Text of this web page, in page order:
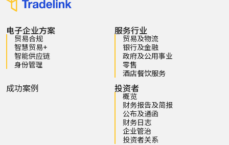
电子企业方案
贸易合规
智慧贸易+
智能供应链
身份管理
服务行业
贸易及物流
银行及金融
政府及公用事业
零售
酒店餐饮服务
成功案例 投资者
概览
财务报告及简报
公布及通函
财务日志
企业管治
投资者关系